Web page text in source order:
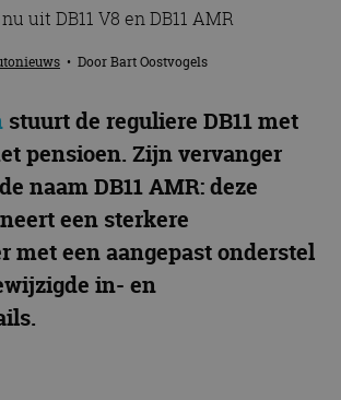
uit DB11 V8 en DB11 AMR
• DoorBart Oostvogels
stuurt de reguliere DB11 met
pensioen. Zijn vervanger
naam DB11 AMR: deze
een sterkere
met een aangepast onderstel
in- en